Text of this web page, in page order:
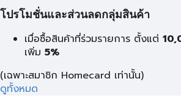
โปรโมชั่นและส่วนลดกลุ่มสินค้า
เมื่อซื้อสินค้าที่ร่วมรายการ ตั้งแต่
เพิ่ม 5%
(เฉพาะสมาชิก Homecard เท่านั้น)
ดูทั้งหมด